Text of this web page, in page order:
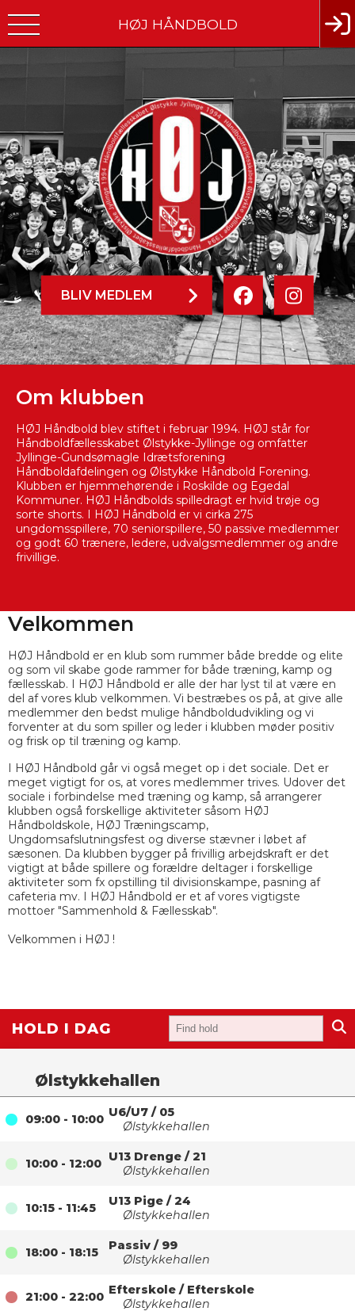
HØJ HÅNDBOLD
BLIV MEDLEM
Om klubben
HØJ Håndbold blev stiftet i februar 1994. HØJ står for
Håndboldfællesskabet Ølstykke-Jyllinge og omfatter
Jyllinge-Gundsømagle Idrætsforening
Håndboldafdelingen og Ølstykke Håndbold Forening.
Klubben er hjemmehørende i Roskilde og Egedal
Kommuner. HØJ Håndbolds spilledragt er hvid trøje og
sorte shorts. I HØJ Håndbold er vi cirka 275
ungdomsspillere, 70 seniorspillere, 50 passive medlemmer
og godt 60 trænere, ledere, udvalgsmedlemmer og andre
frivillige.
Velkommen
HØJ Håndbold er en klub som rummer både bredde og elite
og som vil skabe gode rammer for både træning, kamp og
fællesskab. I HØJ Håndbold er alle der har lyst til at være en
del af vores klub velkommen. Vi bestræbes os på, at give alle
medlemmer den bedst mulige håndboldudvikling og vi
forventer at du som spiller og leder i klubben møder positiv
og frisk op til træning og kamp.
I HØJ Håndbold går vi også meget op i det sociale. Det er
meget vigtigt for os, at vores medlemmer trives. Udover det
sociale i forbindelse med træning og kamp, så arrangerer
klubben også forskellige aktiviteter såsom HØJ
Håndboldskole, HØJ Træningscamp,
Ungdomsafslutningsfest og diverse stævner i løbet af
sæsonen. Da klubben bygger på frivillig arbejdskraft er det
vigtigt at både spillere og forældre deltager i forskellige
aktiviteter som fx opstilling til divisionskampe, pasning af
cafeteria mv. I HØJ Håndbold er et af vores vigtigste
mottoer "Sammenhold & Fællesskab".
Velkommen i HØJ !
HOLD I DAG
Ølstykkehallen
09:00 - 10:00 U6/U7 / 05
Ølstykkehallen
10:00 - 12:00 U13 Drenge /21
Ølstykkehallen
10:15 - 11:45 U13 Pige /24
Ølstykkehallen
18:00 - 18:15 Passiv / 99
Ølstykkehallen
21:00 - 22:00 Efterskole / Efterskole
Ølstykkehallen